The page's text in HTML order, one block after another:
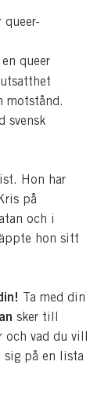
queer-
queer
motstånd.
svensk
Hon har
på
och i
hon sitt
Ta med din
sker till
vad du vill
sig på en lista